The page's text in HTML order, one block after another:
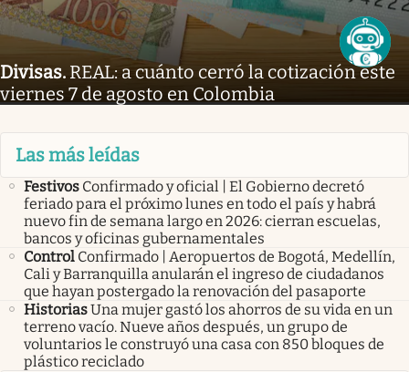
Divisas. REAL: a cuánto cerró la cotización este
viernes 7 de agosto en Colombia
Las más leídas
Festivos Confirmado y oficial | El Gobierno decretó
feriado para el próximo lunes en todo el país y habrá
nuevo fin de semana largo en 2026: cierran escuelas,
bancos y oficinas gubernamentales
Control Confirmado | Aeropuertos de Bogotá, Medellín,
Cali y Barranquilla anularán el ingreso de ciudadanos
que hayan postergado la renovación del pasaporte
HistoriasUna mujer gastó los ahorros de su vida en un
terreno vacío. Nueve años después, un grupo de
voluntarios le construyó una casa con 850 bloques de
plástico reciclado